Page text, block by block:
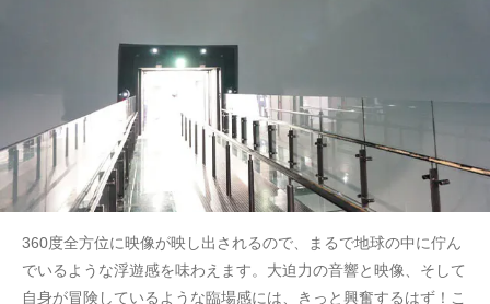
360度全方位に映像が映し出されるので、まるで地球の中に佇ん
でいるような浮遊感を味わえます。大迫力の音響と映像、そして
自身が冒険しているような臨場感には、きっと興奮するはず！こ